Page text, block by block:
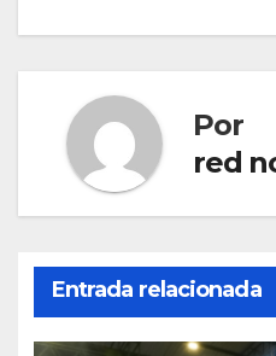
entradas
Por
red
Entrada relacionada